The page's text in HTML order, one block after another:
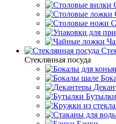
Стеклянная посуда
Бутылки